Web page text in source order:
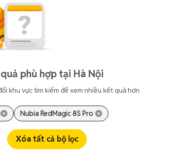
phù hợp tại Hà Nội
khu vực tìm kiếm để xem nhiều kết quả hơn
Nubia RedMagic 8S Pro
Xóa tất cả bộ lọc